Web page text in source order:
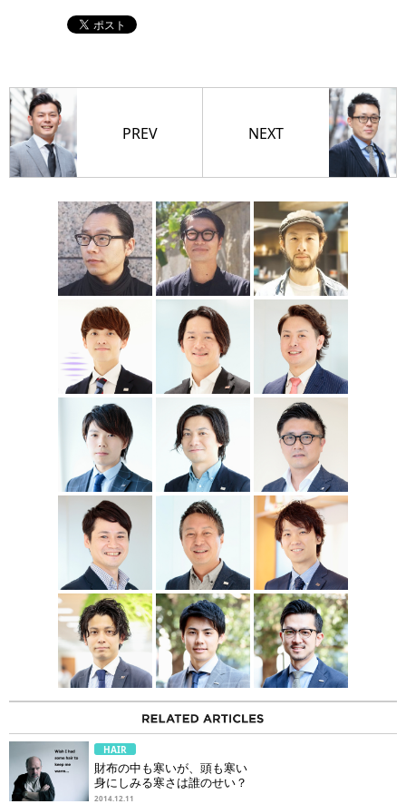
PREV NEXT
HAIR
財布の中も寒いが、頭も寒い
身にしみる寒さは誰のせい？
2014.12.11